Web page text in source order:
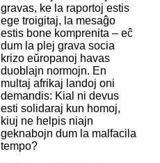
gravas, ke la raportoj estis
ege troigitaj, la mesaĝo
estis bone komprenita – eĉ
dum la plej grava socia
krizo eŭropanoj havas
duoblajn normojn. En
multaj afrikaj landoj oni
demandis: Kial ni devus
esti solidaraj kun homoj,
kiuj ne helpis niajn
geknabojn dum la malfacila
tempo?